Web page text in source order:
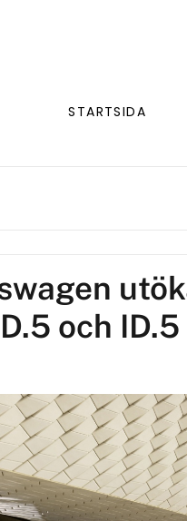
STARTSIDA
och ID.5